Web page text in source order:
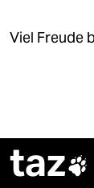
Viel Freude
taz